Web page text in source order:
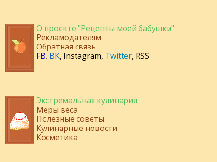
О проекте "Рецепты моей бабушки"
Рекламодателям
Обратная связь
FB, ВК, Instagram, Twitter, RSS
Экстремальная кулинария
Меры веса
Полезные советы
Кулинарные новости
Косметика